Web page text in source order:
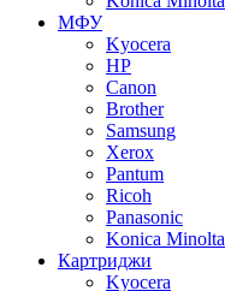
МФУ
Kyocera
HP
Canon
Brother
Samsung
Xerox
Pantum
Ricoh
Panasonic
Konica Minolta
Картриджи
Kyocera